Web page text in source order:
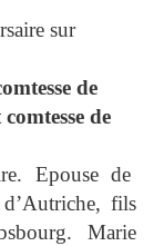
sur
de
de
Epouse de
fils
Marie